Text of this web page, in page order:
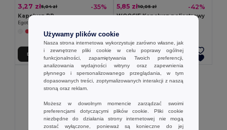
3,27 zł5,04 zł -35%
Kapelusz PP
Egotier 99427
+2 kolory
Dodaj Do Koszyka
5,85 zł10,05 zł -42%
WOOGIE Kapelusz poliestrowy
Dodaj Do Koszyka
Używamy plików cookie
Nasza strona internetowa wykorzystuje zarówno własne, jak
i zewnętrzne pliki cookie w celu poprawy ogólnej
funkcjonalności, zapamiętywania Twoich preferencji,
analizowania wydajności witryny oraz zapewnienia
płynnego i spersonalizowanego przeglądania, w tym
dopasowanych treści, zoptymalizowanych interakcji z naszą
stroną oraz reklam.
Możesz w dowolnym momencie zarządzać swoimi
preferencjami dotyczącymi plików cookie. Pliki cookie
niezbędne do działania strony internetowej nie mogą
zostać wyłączone, ponieważ są konieczne do jej